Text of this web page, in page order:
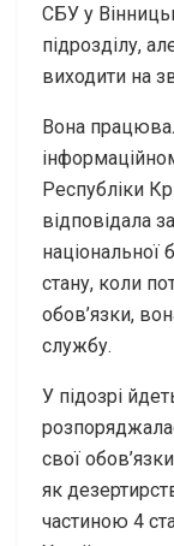
СБУ у
підрозділу,
виходити на
Вона
Республіки
відповідала
національної
стану, коли
обов’язки,
службу.
У підозрі
свої
як
частиною 4